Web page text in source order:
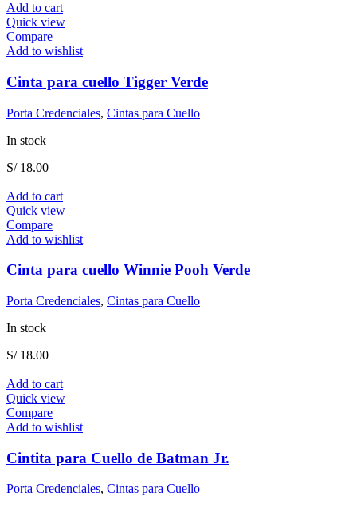
Add to cart
Quick view
Compare
Add to wishlist
Cinta para cuello Tigger Verde
Porta Credenciales, Cintas para Cuello
In stock
S/18.00
Add to cart
Quick view
Compare
Add to wishlist
Cinta para cuello Winnie Pooh Verde
Porta Credenciales, Cintas para Cuello
In stock
S/18.00
Add to cart
Quick view
Compare
Add to wishlist
Cintita para Cuello de Batman Jr.
Porta Credenciales, Cintas para Cuello